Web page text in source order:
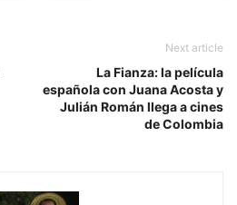
Next article
La Fianza: la película
española con Juana Acosta y
Julián Román llega a cines
de Colombia